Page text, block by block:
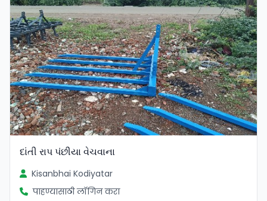
सत्यापित
દાંતી રાપ પંછીયા વેચવાના
Kisanbhai Kodiyatar
पाहण्यासाठी लॉगिन करा